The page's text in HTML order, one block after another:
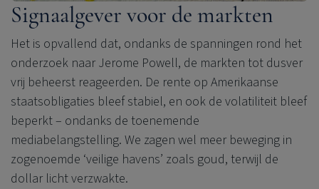
Signaalgever voor de markten
Het is opvallend dat, ondanks de spanningen rond het
onderzoek naar Jerome Powell, de markten tot dusver
vrij beheerst reageerden. De rente op Amerikaanse
staatsobligaties bleef stabiel, en ook de volatiliteit bleef
beperkt – ondanks de toenemende
mediabelangstelling. We zagen wel meer beweging in
zogenoemde ‘veilige havens’ zoals goud, terwijl de
dollar licht verzwakte.